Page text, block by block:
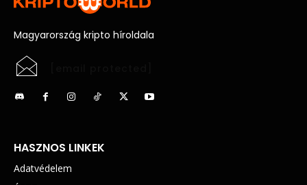
Magyarország kripto híroldala
HASZNOS LINKEK
Adatvédelem